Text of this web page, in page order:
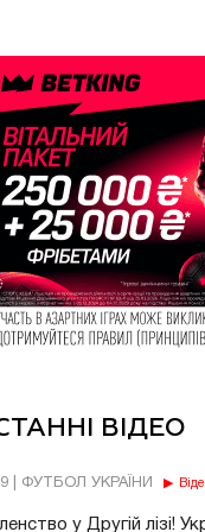
ВІДЕО
| ФУТБОЛ УКРАЇНИ
у Другій лізі!